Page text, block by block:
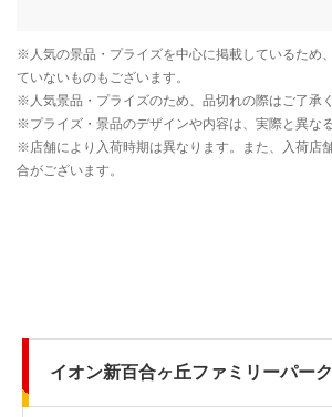
イオン新百合ヶ丘ファミリーパーク